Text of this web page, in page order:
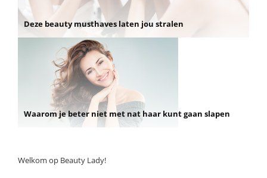
Deze beauty musthaves laten jou stralen
Waarom je beter niet met nat haar kunt gaan slapen
Welkom op Beauty Lady!